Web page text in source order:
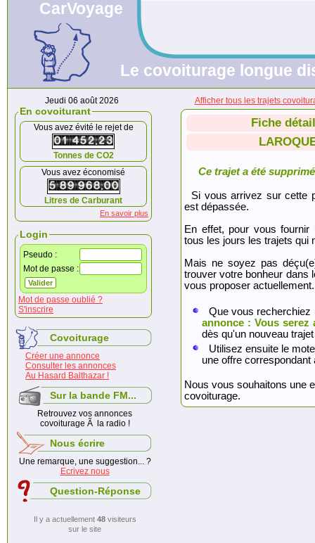
CarVoyage
Le covoiturage longue
Jeudi 06 août 2026
En covoiturant
Vous avez évité le rejet de
Tonnes de CO2
Vous avez économisé
Litres de Carburant
En savoir plus
Login
Pseudo :
Mot de passe :
Mot de passe oublié ?
S'inscrire
Covoiturage
Créer une annonce
Consulter les annonces
Au Hasard Balthazar !
Sur la bande FM...
Retrouvez vos annonces
covoiturage Ã la radio !
Nous écrire
Une remarque, une suggestion... ?
Ecrivez nous
Question-Réponse
Il y a actuellement 48visiteurs
sur le site
Afficher tous les trajets
Fiche
Ce trajet a été
Si vous arrivez sur cette
est dépassée.
En effet, pour vous fournir
tous les jours les trajets qui
Mais ne soyez pas
trouver votre bonheur dans
vous proposer actuellement.
Que vous
annonce : Vous serez
dès qu'un nouveau
Utilisez ensuite le
une offre
Nous vous souhaitons une
covoiturage.